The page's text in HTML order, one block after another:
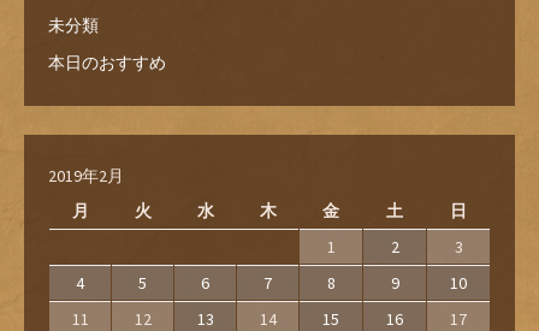
未分類
本日のおすすめ
2019年2月
月
火 水 木 金 土 日
1 2
3
4
5 6 7 8 9
10
11
12 13 14 15 16
17